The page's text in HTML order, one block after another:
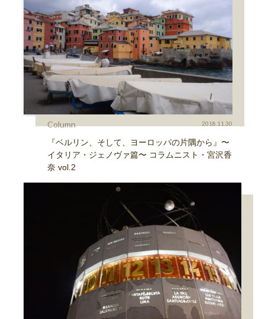
Column 2018.11.30
『ベルリン、そして、ヨーロッパの片隅から』〜
イタリア・ジェノヴァ篇〜 コラムニスト・宮沢香
奈 vol.2